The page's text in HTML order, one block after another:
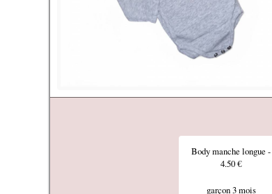
Body manche longue -
4.50 €
garçon 3 mois